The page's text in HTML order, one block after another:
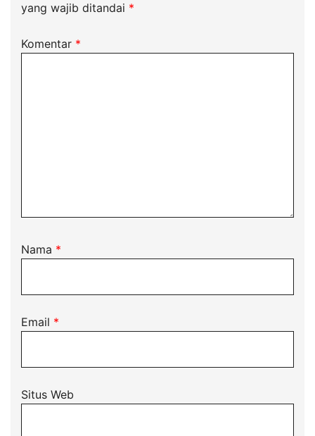
yang wajib ditandai *
Komentar *
Nama *
Email *
Situs Web